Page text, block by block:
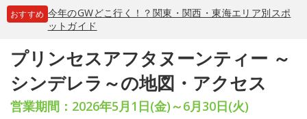
おすすめ 今年のGWどこ行く！？関東・関西・東海エリア別スポ
ットガイド
プリンセスアフタヌーンティー ～
シンデレラ～の地図・アクセス
営業期間：2026年5月1日(金)～6月30日(火)